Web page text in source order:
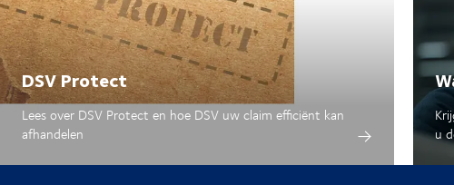
DSV Protect
Lees over DSV Protect en hoe DSV uw claim efficiënt kan
afhandelen
u